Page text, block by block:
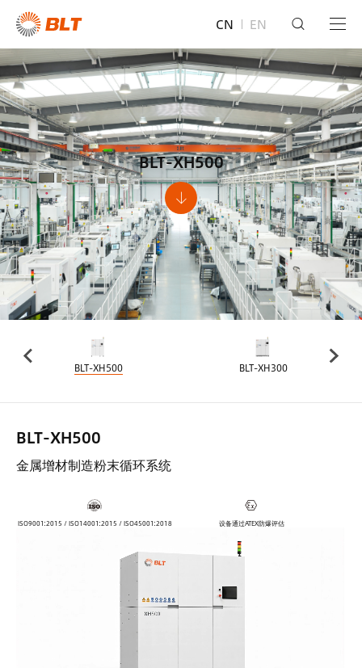
CN EN
BLT-XH500
BLT-XH500 BLT-XH300
BLT-XH500
金属增材制造粉末循环系统
ISO9001:2015 / ISO14001:2015 / ISO45001:2018 设备通过ATEX防爆评估